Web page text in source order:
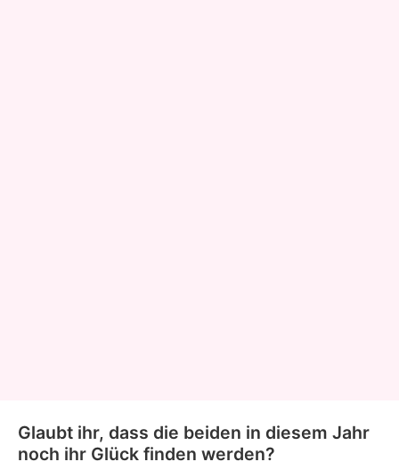
Glaubt ihr, dass die beiden in diesem Jahr
noch ihr Glück finden werden?